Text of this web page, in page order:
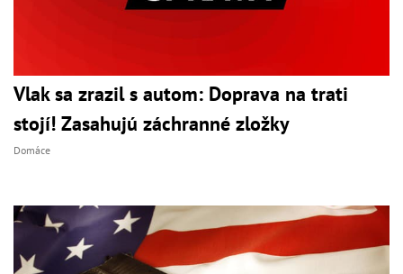
Vlak sa zrazil s autom: Doprava na trati
stojí! Zasahujú záchranné zložky
Domáce